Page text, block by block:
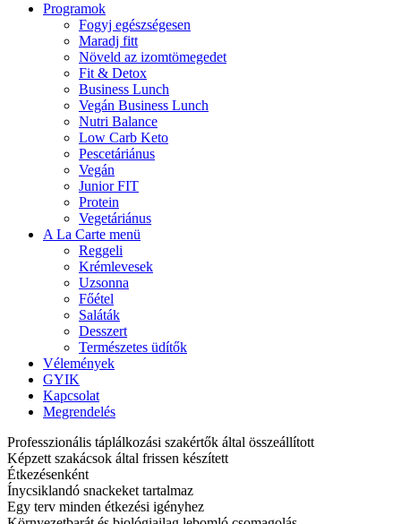
Programok
Fogyj egészségesen
Maradj fitt
Növeld az izomtömegedet
Fit & Detox
Business Lunch
Vegán Business Lunch
Nutri Balance
Low Carb Keto
Pescetáriánus
Vegán
Junior FIT
Protein
Vegetáriánus
A La Carte menü
Reggeli
Krémlevesek
Uzsonna
Főétel
Saláták
Desszert
Természetes üdítők
Vélemények
GYIK
Kapcsolat
Megrendelés
Professzionális táplálkozási szakértők által összeállított
Képzett szakácsok által frissen készített
Étkezésenként
Ínycsiklandó snackeket tartalmaz
Egy terv minden étkezési igényhez